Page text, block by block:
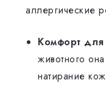
аллергические
Комфорт для
животного
натирание